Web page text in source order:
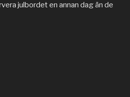
julbordet en annan dag än de